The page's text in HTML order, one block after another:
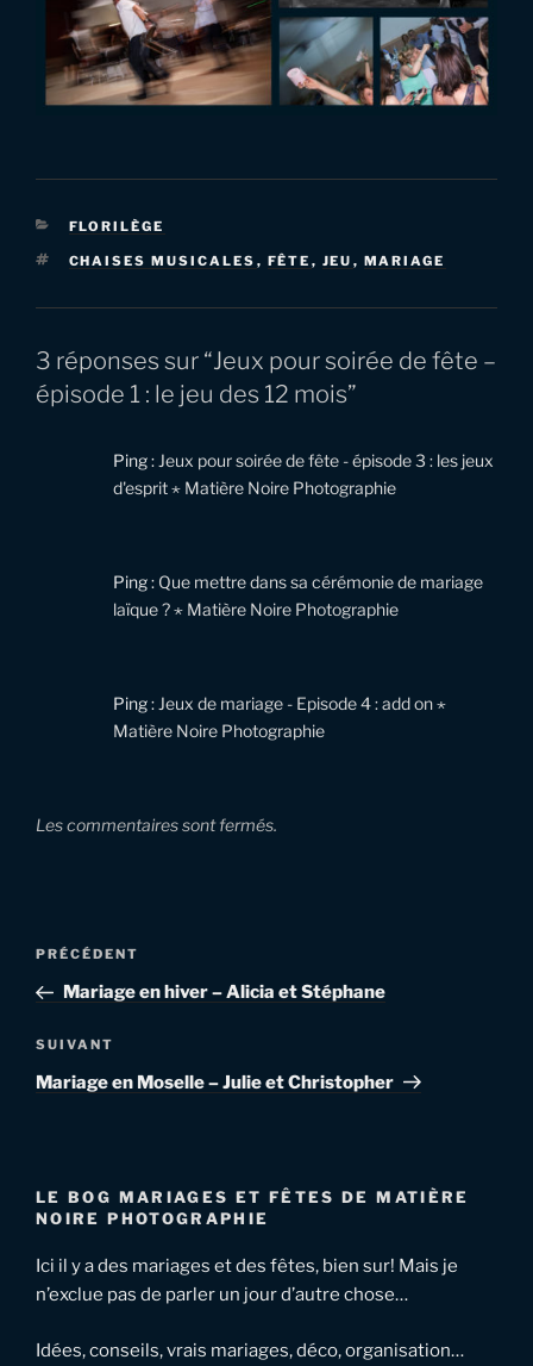
CATÉGORIES
FLORILÈGE
ÉTIQUETTES
CHAISES MUSICALES , FÊTE , JEU , MARIAGE
3 réponses sur “Jeux pour soirée de fête –
épisode 1 : le jeu des 12 mois”
Ping : Jeux pour soirée de fête - épisode 3 : les jeux
d'esprit ⋆ Matière Noire Photographie
Ping : Que mettre dans sa cérémonie de mariage
laïque ? ⋆ Matière Noire Photographie
Ping : Jeux de mariage - Episode 4 : add on ⋆
Matière Noire Photographie
Les commentaires sont fermés.
Navigation
l’article
Article
précédent
PRÉCÉDENT
Mariage en hiver – Alicia et Stéphane
Article
suivant
SUIVANT
Mariage en Moselle – Julie et Christopher
LE BOG MARIAGES ET FÊTES DE MATIÈRE
NOIRE PHOTOGRAPHIE
Ici il y a des mariages et des fêtes, bien sur! Mais je
n’exclue pas de parler un jour d’autre chose…
Idées, conseils, vrais mariages, déco, organisation…